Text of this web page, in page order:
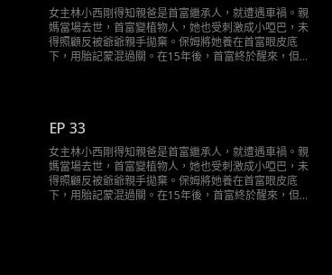
女主林小西剛得知親爸是首富繼承人，就遭遇車禍。親
媽當場去世，首富變植物人，她也受刺激成小啞巴，未
得照顧反被爺爺親手拋棄。保姆將她養在首富眼皮底
下，用胎記蒙混過關。在15年後，首富終於醒來，但是
EP 33
女主林小西剛得知親爸是首富繼承人，就遭遇車禍。親
媽當場去世，首富變植物人，她也受刺激成小啞巴，未
得照顧反被爺爺親手拋棄。保姆將她養在首富眼皮底
下，用胎記蒙混過關。在15年後，首富終於醒來，但是